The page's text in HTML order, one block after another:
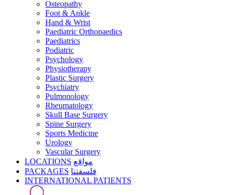
Osteopathy
Foot & Ankle
Hand & Wrist
Paediatric Orthopaedics
Paediatrics
Podiatric
Psychology
Physiotherapy
Plastic Surgery
Psychiatry
Pulmonology
Rheumatology
Skull Base Surgery
Spine Surgery
Sports Medicine
Urology
Vascular Surgery
LOCATIONS مواقع
PACKAGES فلسفتنا
INTERNATIONAL PATIENTS